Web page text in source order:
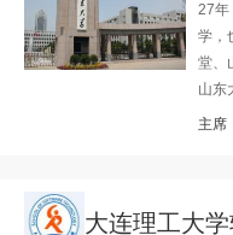
27年
学，
堂、
山东
主席
大连理工大